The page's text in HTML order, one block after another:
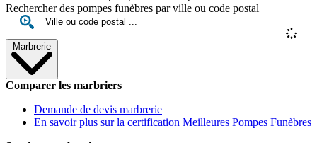
Rechercher des pompes funèbres par ville ou code postal
Marbrerie
Comparer les marbriers
Demande de devis marbrerie
En savoir plus sur la certification Meilleures Pompes Funèbres